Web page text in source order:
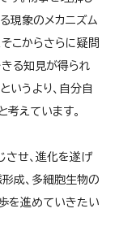
現象のメカニズム
こからさらに疑問
る知見が得られ
いうより、自分自
考えています。
させ、進化を遂げ
成、多細胞生物の
を進めていきたい